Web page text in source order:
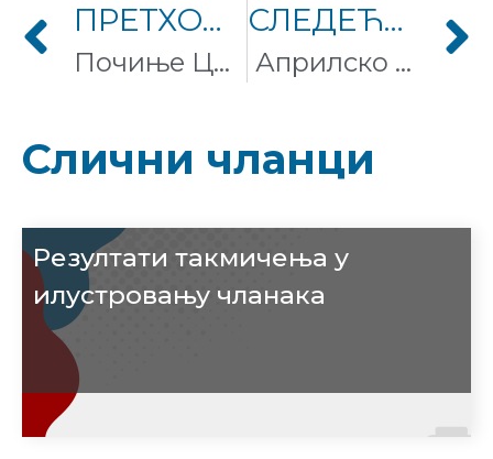
ПРЕТХОДНИ ЧЛАНАК
Почиње ЦЕЕ Пролеће 2018
СЛЕДЕЋИ ЧЛАНАК
Априлско окупљање Википедијанаца
Слични чланци
Резултати такмичења у
илустровању чланака